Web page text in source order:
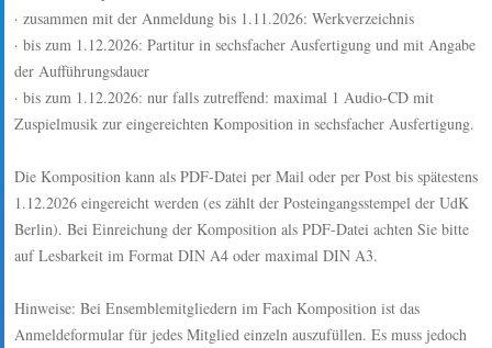
· zusammen mit der Anmeldung bis 1.11.2026: Werkverzeichnis
· bis zum 1.12.2026: Partitur in sechsfacher Ausfertigung und mit Angabe
der Aufführungsdauer
· bis zum 1.12.2026: nur falls zutreffend: maximal 1 Audio-CD mit
Zuspielmusik zur eingereichten Komposition in sechsfacher Ausfertigung.
Die Komposition kann als PDF-Datei per Mail oder per Post bis spätestens
1.12.2026 eingereicht werden (es zählt der Posteingangsstempel der UdK
Berlin). Bei Einreichung der Komposition als PDF-Datei achten Sie bitte
auf Lesbarkeit im Format DIN A4 oder maximal DIN A3.
Hinweise: Bei Ensemblemitgliedern im Fach Komposition ist das
Anmeldeformular für jedes Mitglied einzeln auszufüllen. Es muss jedoch